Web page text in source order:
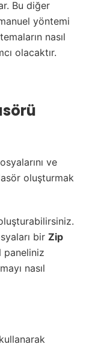
Bu diğer
yöntemi
nasıl
olacaktır.
ve
oluşturmak
bir Zip
paneliniz
nasıl